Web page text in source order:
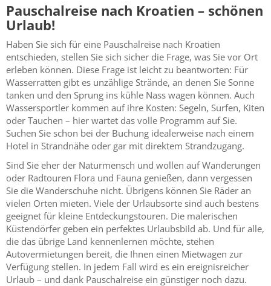
Pauschalreise nach Kroatien – schönen
Urlaub!
Haben Sie sich für eine Pauschalreise nach Kroatien
entschieden, stellen Sie sich sicher die Frage, was Sie vor Ort
erleben können. Diese Frage ist leicht zu beantworten: Für
Wasserratten gibt es unzählige Strände, an denen Sie Sonne
tanken und den Sprung ins kühle Nass wagen können. Auch
Wassersportler kommen auf ihre Kosten: Segeln, Surfen, Kiten
oder Tauchen – hier wartet das volle Programm auf Sie.
Suchen Sie schon bei der Buchung idealerweise nach einem
Hotel in Strandnähe oder gar mit direktem Strandzugang.
Sind Sie eher der Naturmensch und wollen auf Wanderungen
oder Radtouren Flora und Fauna genießen, dann vergessen
Sie die Wanderschuhe nicht. Übrigens können Sie Räder an
vielen Orten mieten. Viele der Urlaubsorte sind auch bestens
geeignet für kleine Entdeckungstouren. Die malerischen
Küstendörfer geben ein perfektes Urlaubsbild ab. Und für alle,
die das übrige Land kennenlernen möchte, stehen
Autovermietungen bereit, die Ihnen einen Mietwagen zur
Verfügung stellen. In jedem Fall wird es ein ereignisreicher
Urlaub – und dank Pauschalreise ein günstiger noch dazu.